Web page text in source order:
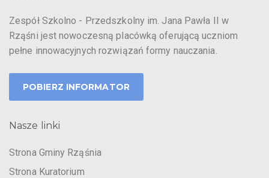
Zespół Szkolno - Przedszkolny im. Jana Pawła II w
Rząśni jest nowoczesną placówką oferującą uczniom
pełne innowacyjnych rozwiązań formy nauczania.
POBIERZ INFORMATOR
Nasze linki
Strona Gminy Rząśnia
Strona Kuratorium